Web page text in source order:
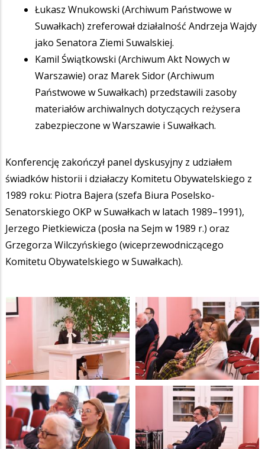
Łukasz Wnukowski (Archiwum Państwowe w
Suwałkach) zreferował działalność Andrzeja Wajdy
jako Senatora Ziemi Suwalskiej.
Kamil Świątkowski (Archiwum Akt Nowych w
Warszawie) oraz Marek Sidor (Archiwum
Państwowe w Suwałkach) przedstawili zasoby
materiałów archiwalnych dotyczących reżysera
zabezpieczone w Warszawie i Suwałkach.
Konferencję zakończył panel dyskusyjny z udziałem
świadków historii i działaczy Komitetu Obywatelskiego z
1989 roku: Piotra Bajera (szefa Biura Poselsko-
Senatorskiego OKP w Suwałkach w latach 1989–1991),
Jerzego Pietkiewicza (posła na Sejm w 1989 r.) oraz
Grzegorza Wilczyńskiego (wiceprzewodniczącego
Komitetu Obywatelskiego w Suwałkach).